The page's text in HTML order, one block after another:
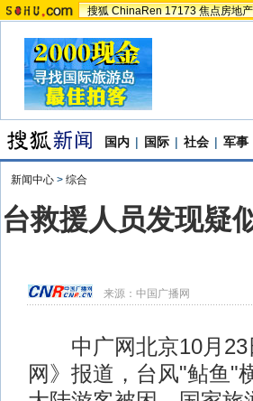
搜狐 ChinaRen 17173 焦点房地产
国内 | 国际 | 社会 | 军事
新闻中心 > 综合
台救援人员发现疑
来源： 中国广播网
中广网北京10月23
网》报道，台风"鲇鱼"